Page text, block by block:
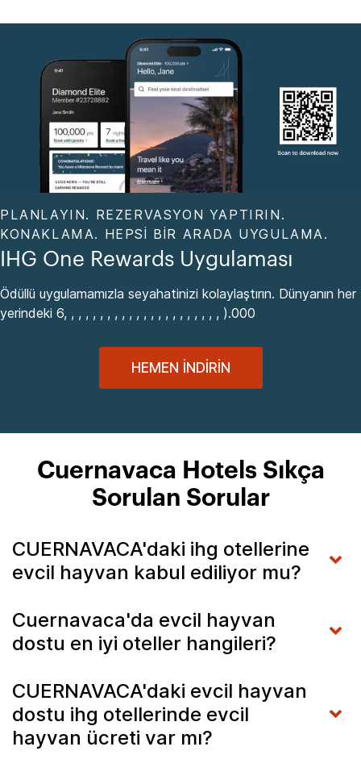
PLANLAYIN. REZERVASYON YAPTIRIN.
KONAKLAMA. HEPSI BIR ARADA UYGULAMA.
IHG One Rewards Uygulaması
Ödüllü uygulamamızla seyahatinizi kolaylaştırın. Dünyanın her
yerindeki 6, , , , , , , , , , , , , , , , , , , , , , ).000
HEMEN İNDIRIN
Cuernavaca Hotels Sıkça
Sorulan Sorular
CUERNAVACA'daki ihg otellerine
evcil hayvan kabul ediliyor mu?
Cuernavaca'da evcil hayvan
dostu en iyi oteller hangileri?
CUERNAVACA'daki evcil hayvan
dostu ihg otellerinde evcil
hayvan ücreti var mı?